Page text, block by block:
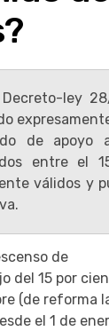
Decreto-ley
de apoyo
entre el
válidos y
de
del 15 por
(de reforma
el 1 de